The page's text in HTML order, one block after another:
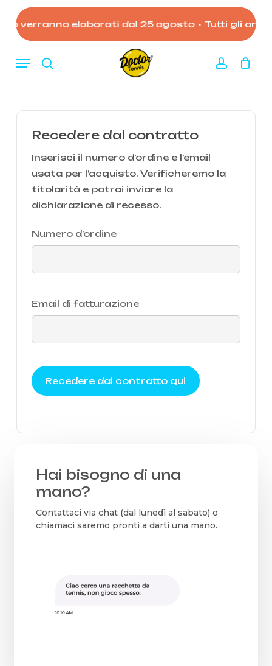
main
verranno elaborati dal 25 agosto • Tutti gli
search account
Menu
Carrello Close
Cart
Recedere dal contratto
Inserisci il numero d’ordine e l’email
usata per l’acquisto. Verificheremo la
titolarità e potrai inviare la
dichiarazione di recesso.
Numero d’ordine
Email di fatturazione
Recedere dal contratto qui
Hai bisogno di una
mano?
Contattaci via chat (dal lunedì al sabato) o
chiamaci saremo pronti a darti una mano.